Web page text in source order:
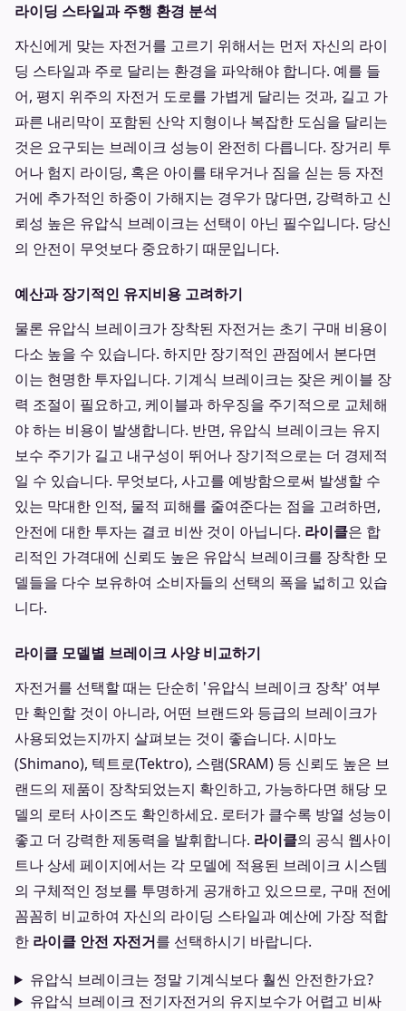
라이딩 스타일과 주행 환경 분석
자신에게 맞는 자전거를 고르기 위해서는 먼저 자신의 라이
딩 스타일과 주로 달리는 환경을 파악해야 합니다. 예를 들
어, 평지 위주의 자전거 도로를 가볍게 달리는 것과, 길고 가
파른 내리막이 포함된 산악 지형이나 복잡한 도심을 달리는
것은 요구되는 브레이크 성능이 완전히 다릅니다. 장거리 투
어나 험지 라이딩, 혹은 아이를 태우거나 짐을 싣는 등 자전
거에 추가적인 하중이 가해지는 경우가 많다면, 강력하고 신
뢰성 높은 유압식 브레이크는 선택이 아닌 필수입니다. 당신
의 안전이 무엇보다 중요하기 때문입니다.
예산과 장기적인 유지비용 고려하기
물론 유압식 브레이크가 장착된 자전거는 초기 구매 비용이
다소 높을 수 있습니다. 하지만 장기적인 관점에서 본다면
이는 현명한 투자입니다. 기계식 브레이크는 잦은 케이블 장
력 조절이 필요하고, 케이블과 하우징을 주기적으로 교체해
야 하는 비용이 발생합니다. 반면, 유압식 브레이크는 유지
보수 주기가 길고 내구성이 뛰어나 장기적으로는 더 경제적
일 수 있습니다. 무엇보다, 사고를 예방함으로써 발생할 수
있는 막대한 인적, 물적 피해를 줄여준다는 점을 고려하면,
안전에 대한 투자는 결코 비싼 것이 아닙니다. 라이클은 합
리적인 가격대에 신뢰도 높은 유압식 브레이크를 장착한 모
델들을 다수 보유하여 소비자들의 선택의 폭을 넓히고 있습
니다.
라이클 모델별 브레이크 사양 비교하기
자전거를 선택할 때는 단순히 '유압식 브레이크 장착' 여부
만 확인할 것이 아니라, 어떤 브랜드와 등급의 브레이크가
사용되었는지까지 살펴보는 것이 좋습니다. 시마노
(Shimano), 텍트로(Tektro), 스램(SRAM) 등 신뢰도 높은 브
랜드의 제품이 장착되었는지 확인하고, 가능하다면 해당 모
델의 로터 사이즈도 확인하세요. 로터가 클수록 방열 성능이
좋고 더 강력한 제동력을 발휘합니다. 라이클의 공식 웹사이
트나 상세 페이지에서는 각 모델에 적용된 브레이크 시스템
의 구체적인 정보를 투명하게 공개하고 있으므로, 구매 전에
꼼꼼히 비교하여 자신의 라이딩 스타일과 예산에 가장 적합
한 라이클 안전 자전거를 선택하시기 바랍니다.
유압식 브레이크는 정말 기계식보다 훨씬 안전한가요?
유압식 브레이크 전기자전거의 유지보수가 어렵고 비싸